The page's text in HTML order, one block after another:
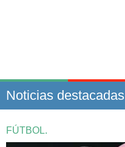
Noticias destacadas
FÚTBOL.